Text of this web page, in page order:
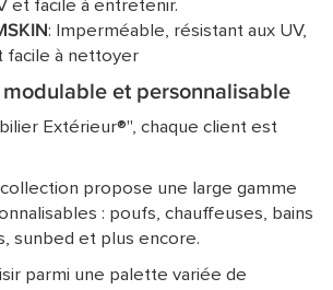
et facile à entretenir.
: Imperméable, résistant aux UV,
facile à nettoyer
et personnalisable
Extérieur®", chaque client est
propose une large gamme
: poufs, chauffeuses, bains
sunbed et plus encore.
parmi une palette variée de